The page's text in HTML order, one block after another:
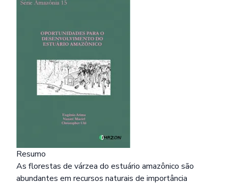
Resumo
As florestas de várzea do estuário amazônico são
abundantes em recursos naturais de importância